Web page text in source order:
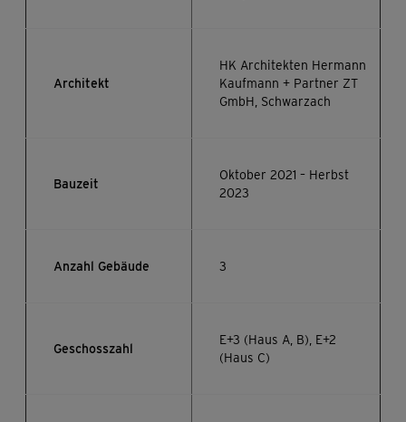
Architekt
HK Architekten Hermann
Kaufmann + Partner ZT
GmbH, Schwarzach
Bauzeit
Oktober 2021 – Herbst
2023
Anzahl Gebäude 3
Geschosszahl
E+3 (Haus A, B), E+2
(Haus C)